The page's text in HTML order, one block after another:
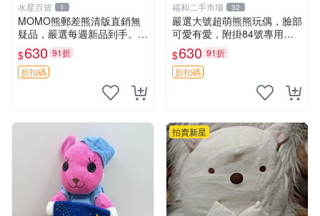
水星百貨 1
MOMO熊郵差熊清版直銷無
疑品，嚴選每週新品到手。紅
薯啵啵鮮果間 郵差熊 清版 紅
薯啵啵間
$630 91折
折扣碼
福和二手市場 32
嚴選大號超萌熊熊玩偶，臉部
可愛有愛，附掛84號專用
袋，適合收藏與送禮 寶寶熊
玩具 熊抱枕
$630 91折
折扣碼
拍賣新星